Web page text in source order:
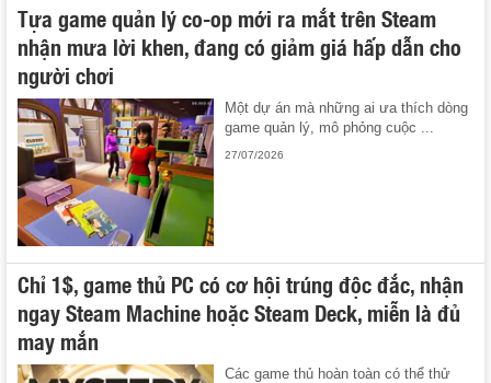
Tựa game quản lý co-op mới ra mắt trên Steam
nhận mưa lời khen, đang có giảm giá hấp dẫn cho
người chơi
Một dự án mà những ai ưa thích dòng
game quản lý, mô phỏng cuộc ...
27/07/2026
Chỉ 1$, game thủ PC có cơ hội trúng độc đắc, nhận
ngay Steam Machine hoặc Steam Deck, miễn là đủ
may mắn
Các game thủ hoàn toàn có thể thử